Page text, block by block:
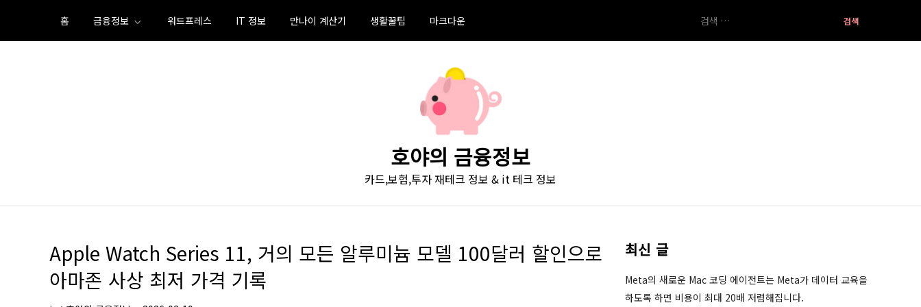
content
홈 금융정보 워드프레스 IT 정보 만나이 계산기 생활꿀팁 마크다운
색:
호야의 금융정보
카드,보험,투자 재테크 정보 & it 테크 정보
Apple Watch Series 11, 거의 모든 알루미늄 모델 100달러 할인으로
아마존 사상 최저 가격 기록
최신 글
Meta의 새로운 Mac 코딩 에이전트는 Meta가 데이터 교육을
하도록 하면 비용이 최대 20배 저렴해집니다.